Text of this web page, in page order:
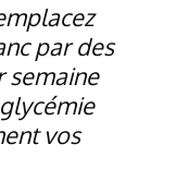
par des
semaine
vos